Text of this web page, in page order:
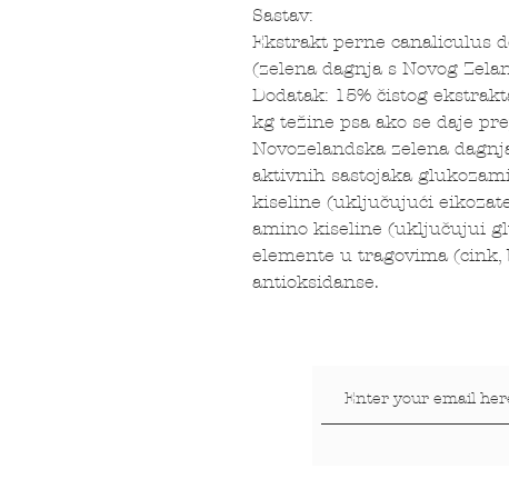
Sastav:
Ekstrakt perne canaliculus
(zelena dagnja s Novog
Dodatak: 15% čistog
kg težine psa ako se daje
Novozelandska zelena
aktivnih sastojaka
kiseline (uključujući
amino kiseline (uključujui
elemente u tragovima
antioksidanse.